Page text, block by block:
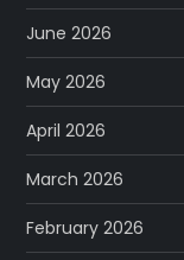
June 2026
May 2026
April 2026
March 2026
February 2026